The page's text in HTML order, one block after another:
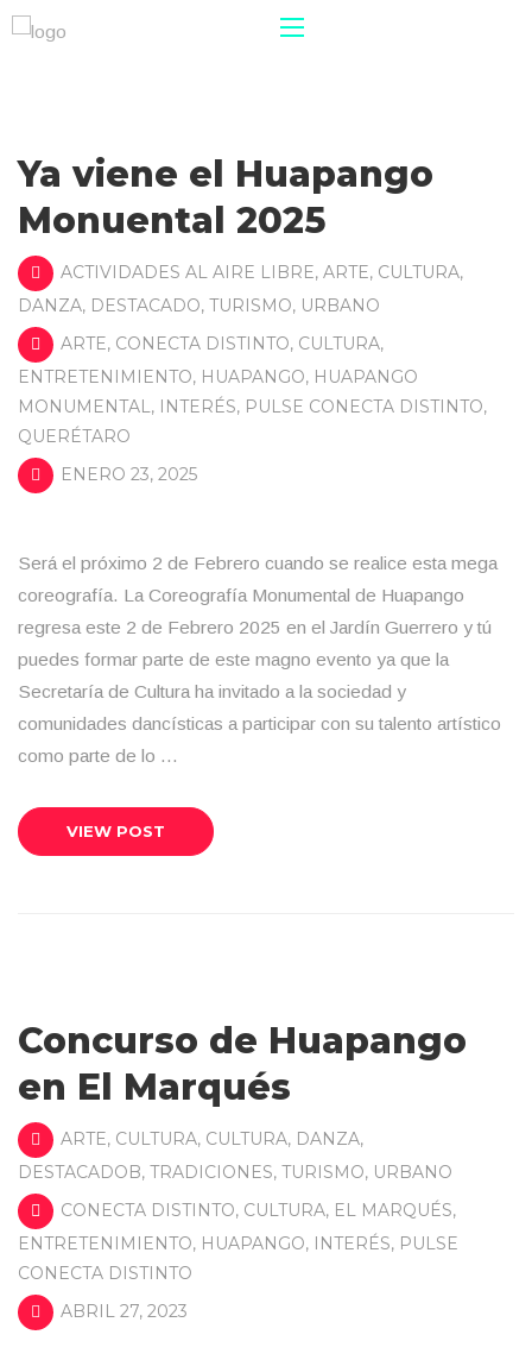
Ya viene el Huapango
Monuental 2025
ACTIVIDADES AL AIRE LIBRE, ARTE, CULTURA,
DANZA, DESTACADO, TURISMO, URBANO
ARTE, CONECTA DISTINTO, CULTURA,
ENTRETENIMIENTO, HUAPANGO, HUAPANGO
MONUMENTAL, INTERÉS, PULSE CONECTA DISTINTO,
QUERÉTARO
ENERO 23, 2025
Será el próximo 2 de Febrero cuando se realice esta mega
coreografía. La Coreografía Monumental de Huapango
regresa este 2 de Febrero 2025 en el Jardín Guerrero y tú
puedes formar parte de este magno evento ya que la
Secretaría de Cultura ha invitado a la sociedad y
comunidades dancísticas a participar con su talento artístico
como parte de lo …
VIEW POST
Concurso de Huapango
en El Marqués
ARTE, CULTURA, CULTURA, DANZA,
DESTACADOB, TRADICIONES, TURISMO, URBANO
CONECTA DISTINTO, CULTURA, EL MARQUÉS,
ENTRETENIMIENTO, HUAPANGO, INTERÉS, PULSE
CONECTA DISTINTO
ABRIL 27, 2023